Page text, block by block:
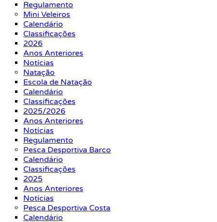
Regulamento
Mini Veleiros
Calendário
Classificações
2026
Anos Anteriores
Notícias
Natação
Escola de Natação
Calendário
Classificações
2025/2026
Anos Anteriores
Notícias
Regulamento
Pesca Desportiva Barco
Calendário
Classificações
2025
Anos Anteriores
Notícias
Pesca Desportiva Costa
Calendário